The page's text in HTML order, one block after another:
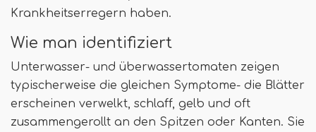
Krankheitserregern haben.
Wie man identifiziert
Unterwasser- und überwassertomaten zeigen
typischerweise die gleichen Symptome- die Blätter
erscheinen verwelkt, schlaff, gelb und oft
zusammengerollt an den Spitzen oder Kanten. Sie